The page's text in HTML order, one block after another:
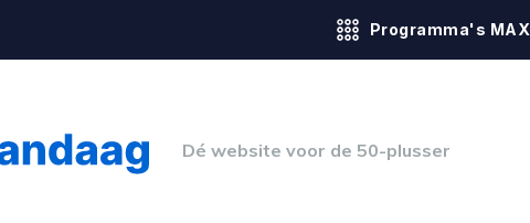
Programma's MAX
Dé website voor de 50-plusser